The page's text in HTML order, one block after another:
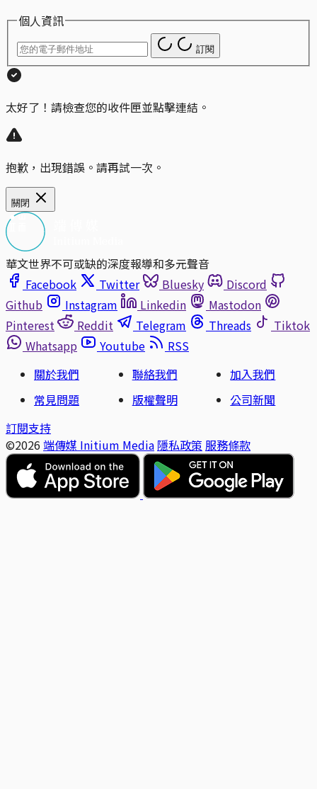
個人資訊
訂閱
太好了！請檢查您的收件匣並點擊連結。
抱歉，出現錯誤。請再試一次。
關閉
華文世界不可或缺的深度報導和多元聲音
Facebook
Twitter Bluesky
Discord
Github
Instagram Linkedin
Mastodon
Pinterest
Reddit Telegram Threads
Tiktok
Whatsapp
Youtube
RSS
關於我們
聯絡我們
加入我們
常見問題
版權聲明
公司新聞
訂閱支持
©2026 端傳媒 Initium Media 隱私政策 服務條款